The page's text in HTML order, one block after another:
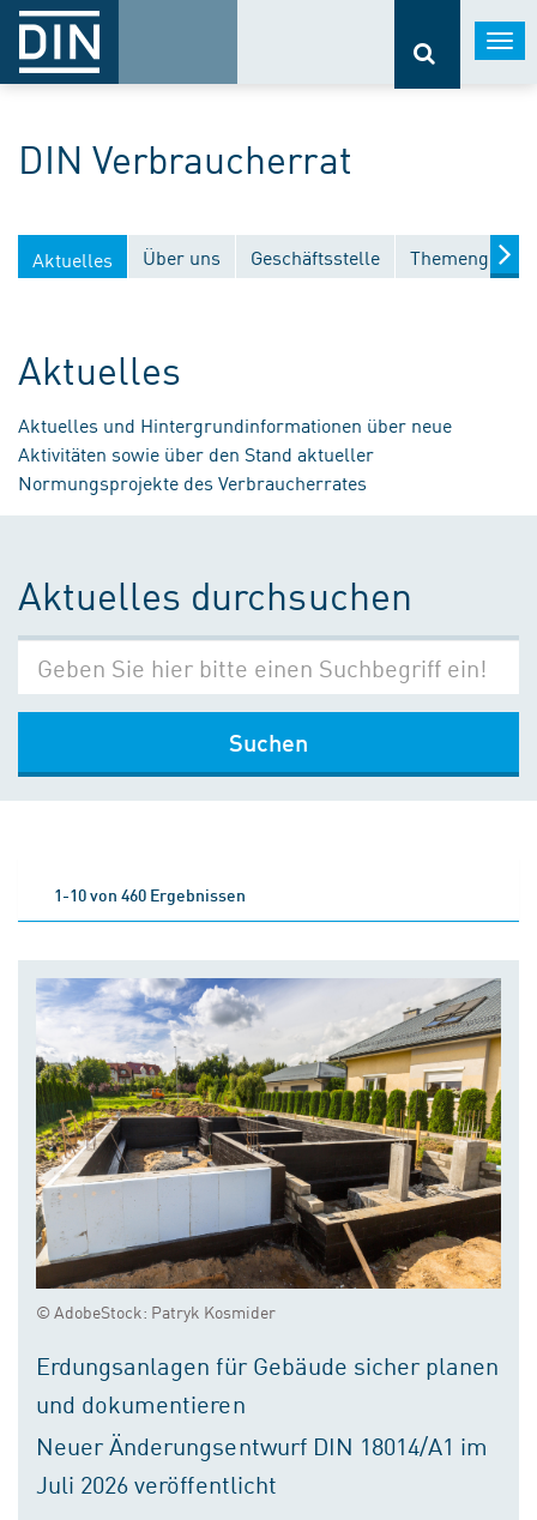
DIN Verbraucherrat
Aktuelles Über uns Geschäftsstelle
Aktuelles
Aktuelles und Hintergrundinformationen über neue
Aktivitäten sowie über den Stand aktueller
Normungsprojekte des Verbraucherrates
Aktuelles durchsuchen
Suchen
1-10 von 460 Ergebnissen
© AdobeStock: Patryk Kosmider
Erdungsanlagen für Gebäude sicher planen
und dokumentieren
Neuer Änderungsentwurf DIN 18014/A1 im
Juli 2026 veröffentlicht